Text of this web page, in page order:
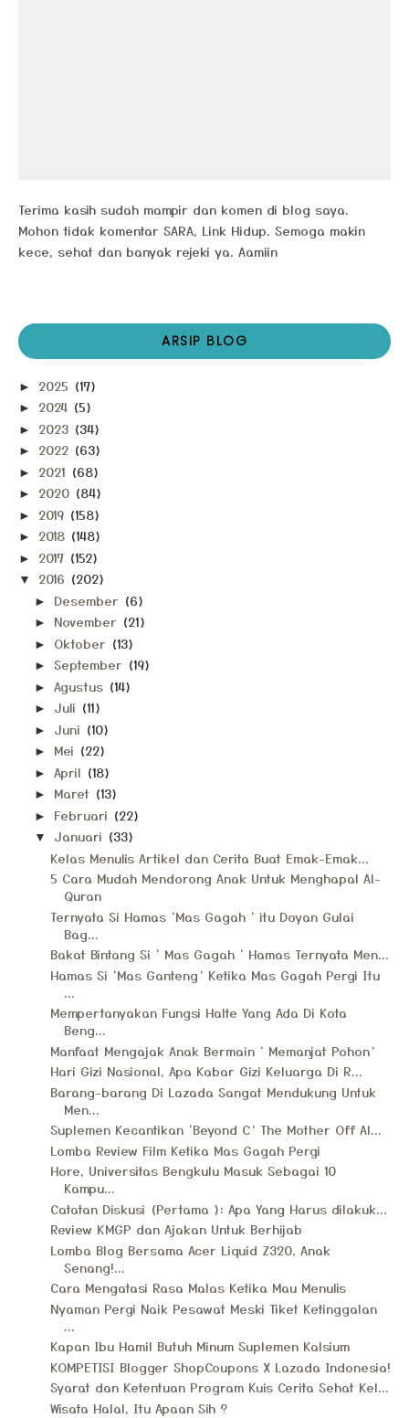
Terima kasih sudah mampir dan komen di blog saya.
Mohon tidak komentar SARA, Link Hidup. Semoga makin
kece, sehat dan banyak rejeki ya. Aamiin
ARSIP BLOG
► 2025 (17)
► 2024 (5)
► 2023 (34)
► 2022 (63)
► 2021 (68)
► 2020 (84)
► 2019 (158)
► 2018 (148)
► 2017 (152)
▼ 2016 (202)
► Desember (6)
► November (21)
► Oktober (13)
► September (19)
► Agustus (14)
► Juli (11)
► Juni (10)
► Mei (22)
► April (18)
► Maret (13)
► Februari (22)
▼ Januari (33)
Kelas Menulis Artikel dan Cerita Buat Emak-Emak...
5 Cara Mudah Mendorong Anak Untuk Menghapal Al-
Quran
Ternyata Si Hamas ‘Mas Gagah ‘ itu Doyan Gulai
Bag...
Bakat Bintang Si ‘ Mas Gagah ‘ Hamas Ternyata Men...
Hamas Si ‘Mas Ganteng’ Ketika Mas Gagah Pergi Itu
...
Mempertanyakan Fungsi Halte Yang Ada Di Kota
Beng...
Manfaat Mengajak Anak Bermain ‘ Memanjat Pohon’
Hari Gizi Nasional, Apa Kabar Gizi Keluarga Di R...
Barang-barang Di Lazada Sangat Mendukung Untuk
Men...
Suplemen Kecantikan ‘Beyond C’ The Mother Off Al...
Lomba Review Film Ketika Mas Gagah Pergi
Hore, Universitas Bengkulu Masuk Sebagai 10
Kampu...
Catatan Diskusi (Pertama ): Apa Yang Harus dilakuk...
Review KMGP dan Ajakan Untuk Berhijab
Lomba Blog Bersama Acer Liquid Z320, Anak
Senang!...
Cara Mengatasi Rasa Malas Ketika Mau Menulis
Nyaman Pergi Naik Pesawat Meski Tiket Ketinggalan
...
Kapan Ibu Hamil Butuh Minum Suplemen Kalsium
KOMPETISI Blogger ShopCoupons X Lazada Indonesia!
Syarat dan Ketentuan Program Kuis Cerita Sehat Kel...
Wisata Halal, Itu Apaan Sih ?